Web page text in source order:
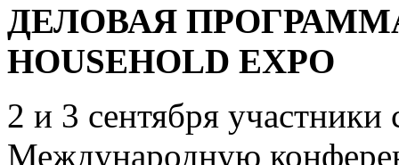
ДЕЛОВАЯ
HOUSEHOLD EXPO
2 и 3 сентября участники
Международную